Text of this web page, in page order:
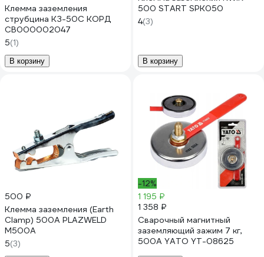
Клемма заземления
струбцина КЗ-50С КОРД
СВ000002047
5(1)
В корзину
500 START SPK050
4(3)
В корзину
500 ₽
Клемма заземления (Earth
Clamp) 500A PLAZWELD
M500A
5(3)
-12%
1 195 ₽
1 358 ₽
Сварочный магнитный
заземляющий зажим 7 кг,
500А YATO YT-08625